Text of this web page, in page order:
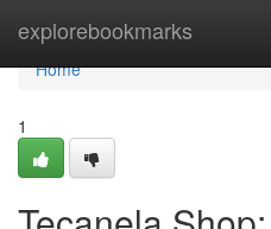
explorebookmarks
Home
Home
1